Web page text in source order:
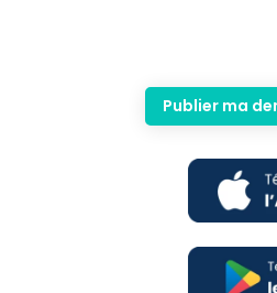
Publier ma